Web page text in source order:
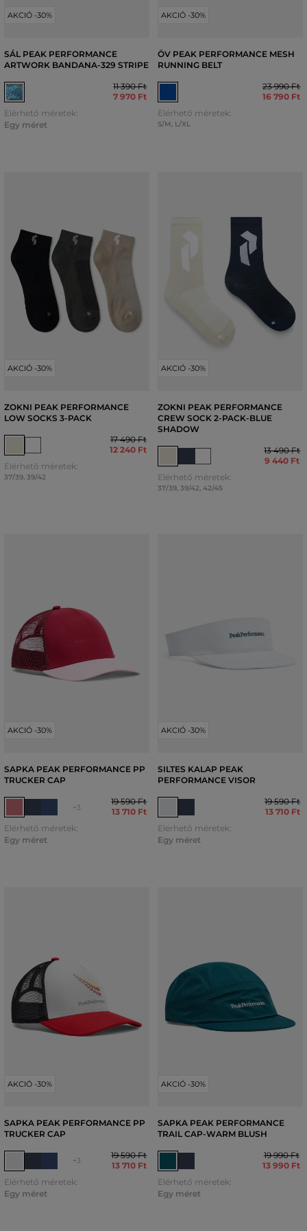
AKCIÓ -30%
SÁL PEAK PERFORMANCE
ARTWORK BANDANA-329 STRIPE
11 390 Ft
7 970 Ft
Elérhető méretek:
Egy méret
AKCIÓ -30%
ÖV PEAK PERFORMANCE MESH
RUNNING BELT
23 990 Ft
16 790 Ft
Elérhető méretek:
S/M, L/XL
AKCIÓ -30%
ZOKNI PEAK PERFORMANCE
LOW SOCKS 3-PACK
17 490 Ft
12 240 Ft
Elérhető méretek:
37/39, 39/42
AKCIÓ -30%
ZOKNI PEAK PERFORMANCE
CREW SOCK 2-PACK-BLUE
SHADOW
13 490 Ft
9 440 Ft
Elérhető méretek:
37/39, 39/42, 42/45
AKCIÓ -30%
SAPKA PEAK PERFORMANCE PP
TRUCKER CAP
+3
19 590 Ft
13 710 Ft
Elérhető méretek:
Egy méret
AKCIÓ -30%
SILTES KALAP PEAK
PERFORMANCE VISOR
19 590 Ft
13 710 Ft
Elérhető méretek:
Egy méret
AKCIÓ -30%
SAPKA PEAK PERFORMANCE PP
TRUCKER CAP
+3
19 590 Ft
13 710 Ft
Elérhető méretek:
Egy méret
AKCIÓ -30%
SAPKA PEAK PERFORMANCE
TRAIL CAP-WARM BLUSH
19 990 Ft
13 990 Ft
Elérhető méretek:
Egy méret